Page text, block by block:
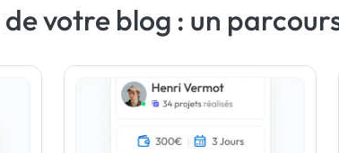
votre blog : un